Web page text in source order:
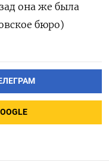
она же была
бюро)